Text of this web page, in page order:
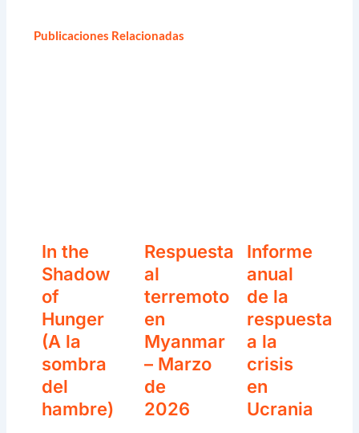
Publicaciones Relacionadas
In the
Shadow
of
Hunger
(A la
sombra
del
hambre)
Respuesta
al
terremoto
en
Myanmar
– Marzo
de
2026
Informe
anual
de la
respuesta
a la
crisis
en
Ucrania